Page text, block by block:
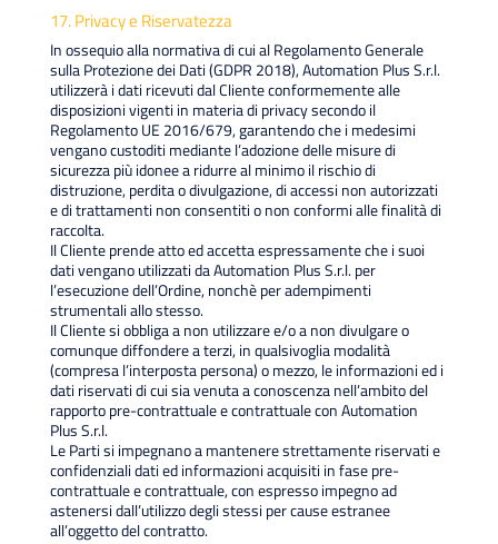
17. Privacy e Riservatezza
In ossequio alla normativa di cui al Regolamento Generale
sulla Protezione dei Dati (GDPR 2018), Automation Plus S.r.l.
utilizzerà i dati ricevuti dal Cliente conformemente alle
disposizioni vigenti in materia di privacy secondo il
Regolamento UE 2016/679, garantendo che i medesimi
vengano custoditi mediante l’adozione delle misure di
sicurezza più idonee a ridurre al minimo il rischio di
distruzione, perdita o divulgazione, di accessi non autorizzati
e di trattamenti non consentiti o non conformi alle finalità di
raccolta.
Il Cliente prende atto ed accetta espressamente che i suoi
dati vengano utilizzati da Automation Plus S.r.l. per
l’esecuzione dell’Ordine, nonchè per adempimenti
strumentali allo stesso.
Il Cliente si obbliga a non utilizzare e/o a non divulgare o
comunque diffondere a terzi, in qualsivoglia modalità
(compresa l’interposta persona) o mezzo, le informazioni ed i
dati riservati di cui sia venuta a conoscenza nell’ambito del
rapporto pre-contrattuale e contrattuale con Automation
Plus S.r.l.
Le Parti si impegnano a mantenere strettamente riservati e
confidenziali dati ed informazioni acquisiti in fase pre-
contrattuale e contrattuale, con espresso impegno ad
astenersi dall’utilizzo degli stessi per cause estranee
all’oggetto del contratto.